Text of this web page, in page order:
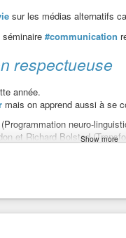
sur les médias alternatifs
#communication
respectueuse
année.
mais on apprend aussi à se
(Programmation neuro-
et Richard Bolstad
ou
ok avec tout ça en prime.
Show more